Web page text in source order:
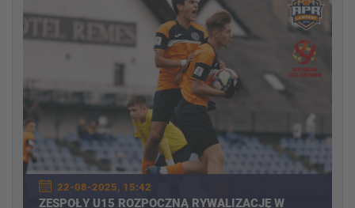
22-08-2025, 15:42
ZESPOŁY U15 ROZPOCZNĄ RYWALIZACJĘ W